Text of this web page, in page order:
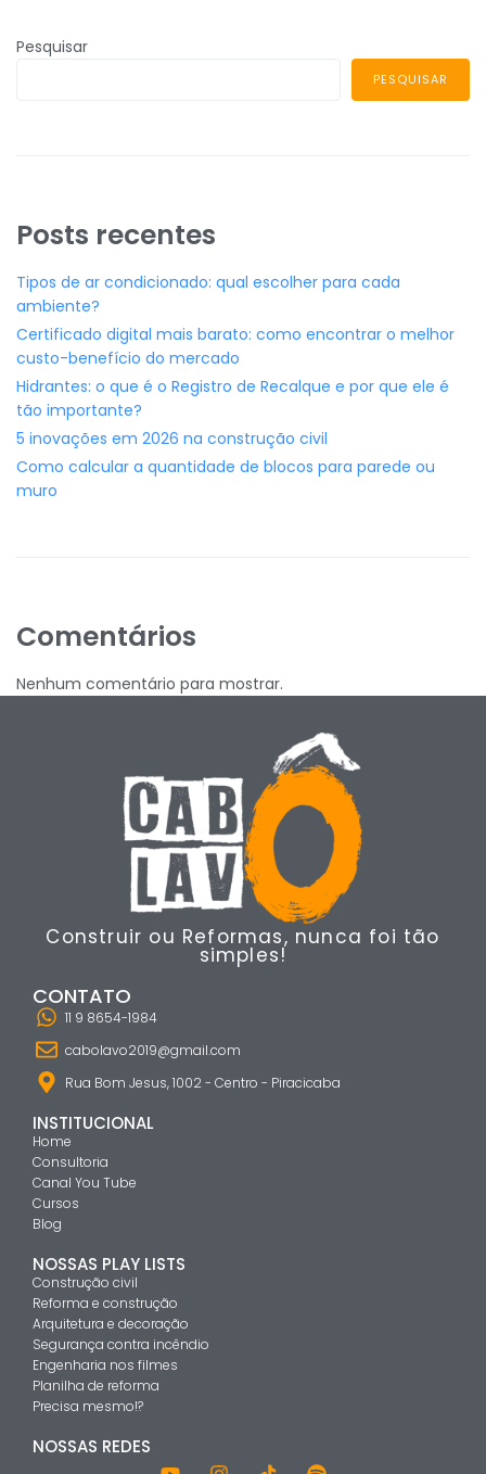
Pesquisar
PESQUISAR
Posts recentes
Tipos de ar condicionado: qual escolher para cada
ambiente?
Certificado digital mais barato: como encontrar o melhor
custo-benefício do mercado
Hidrantes: o que é o Registro de Recalque e por que ele é
tão importante?
5 inovações em 2026 na construção civil
Como calcular a quantidade de blocos para parede ou
muro
Comentários
Nenhum comentário para mostrar.
Construir ou Reformas, nunca foi tão
simples!
CONTATO
11 9 8654-1984
cabolavo2019@gmail.com
Rua Bom Jesus, 1002 - Centro - Piracicaba
INSTITUCIONAL
Home
Consultoria
Canal You Tube
Cursos
Blog
NOSSAS PLAY LISTS
Construção civil
Reforma e construção
Arquitetura e decoração
Segurança contra incêndio
Engenharia nos filmes
Planilha de reforma
Precisa mesmo!?
NOSSAS REDES